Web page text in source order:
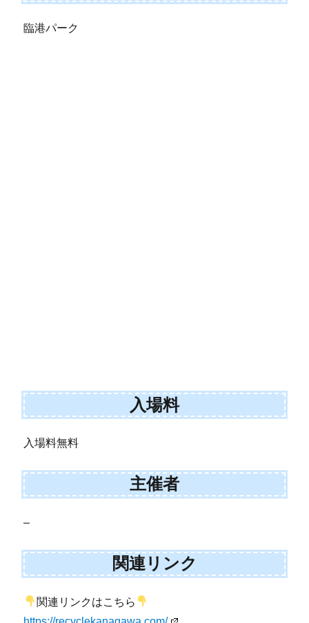
臨港パーク
入場料
入場料無料
主催者
–
関連リンク
関連リンクはこちら